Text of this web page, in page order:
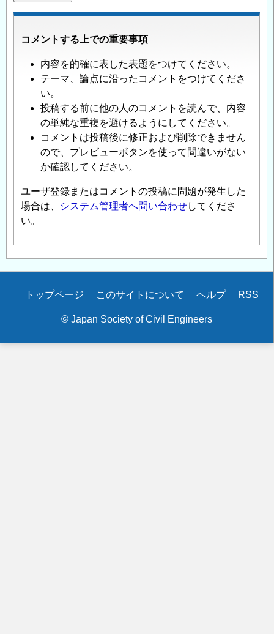
コメントする上での重要事項
内容を的確に表した表題をつけてください。
テーマ、論点に沿ったコメントをつけてくださ
い。
投稿する前に他の人のコメントを読んで、内容
の単純な重複を避けるようにしてください。
コメントは投稿後に修正および削除できません
ので、プレビューボタンを使って間違いがない
か確認してください。
ユーザ登録またはコメントの投稿に問題が発生した
場合は、
システム管理者へ問い合わせしてくださ
い。
Secondary
トップページ このサイトについて ヘルプ RSS
© Japan Society of Civil Engineers